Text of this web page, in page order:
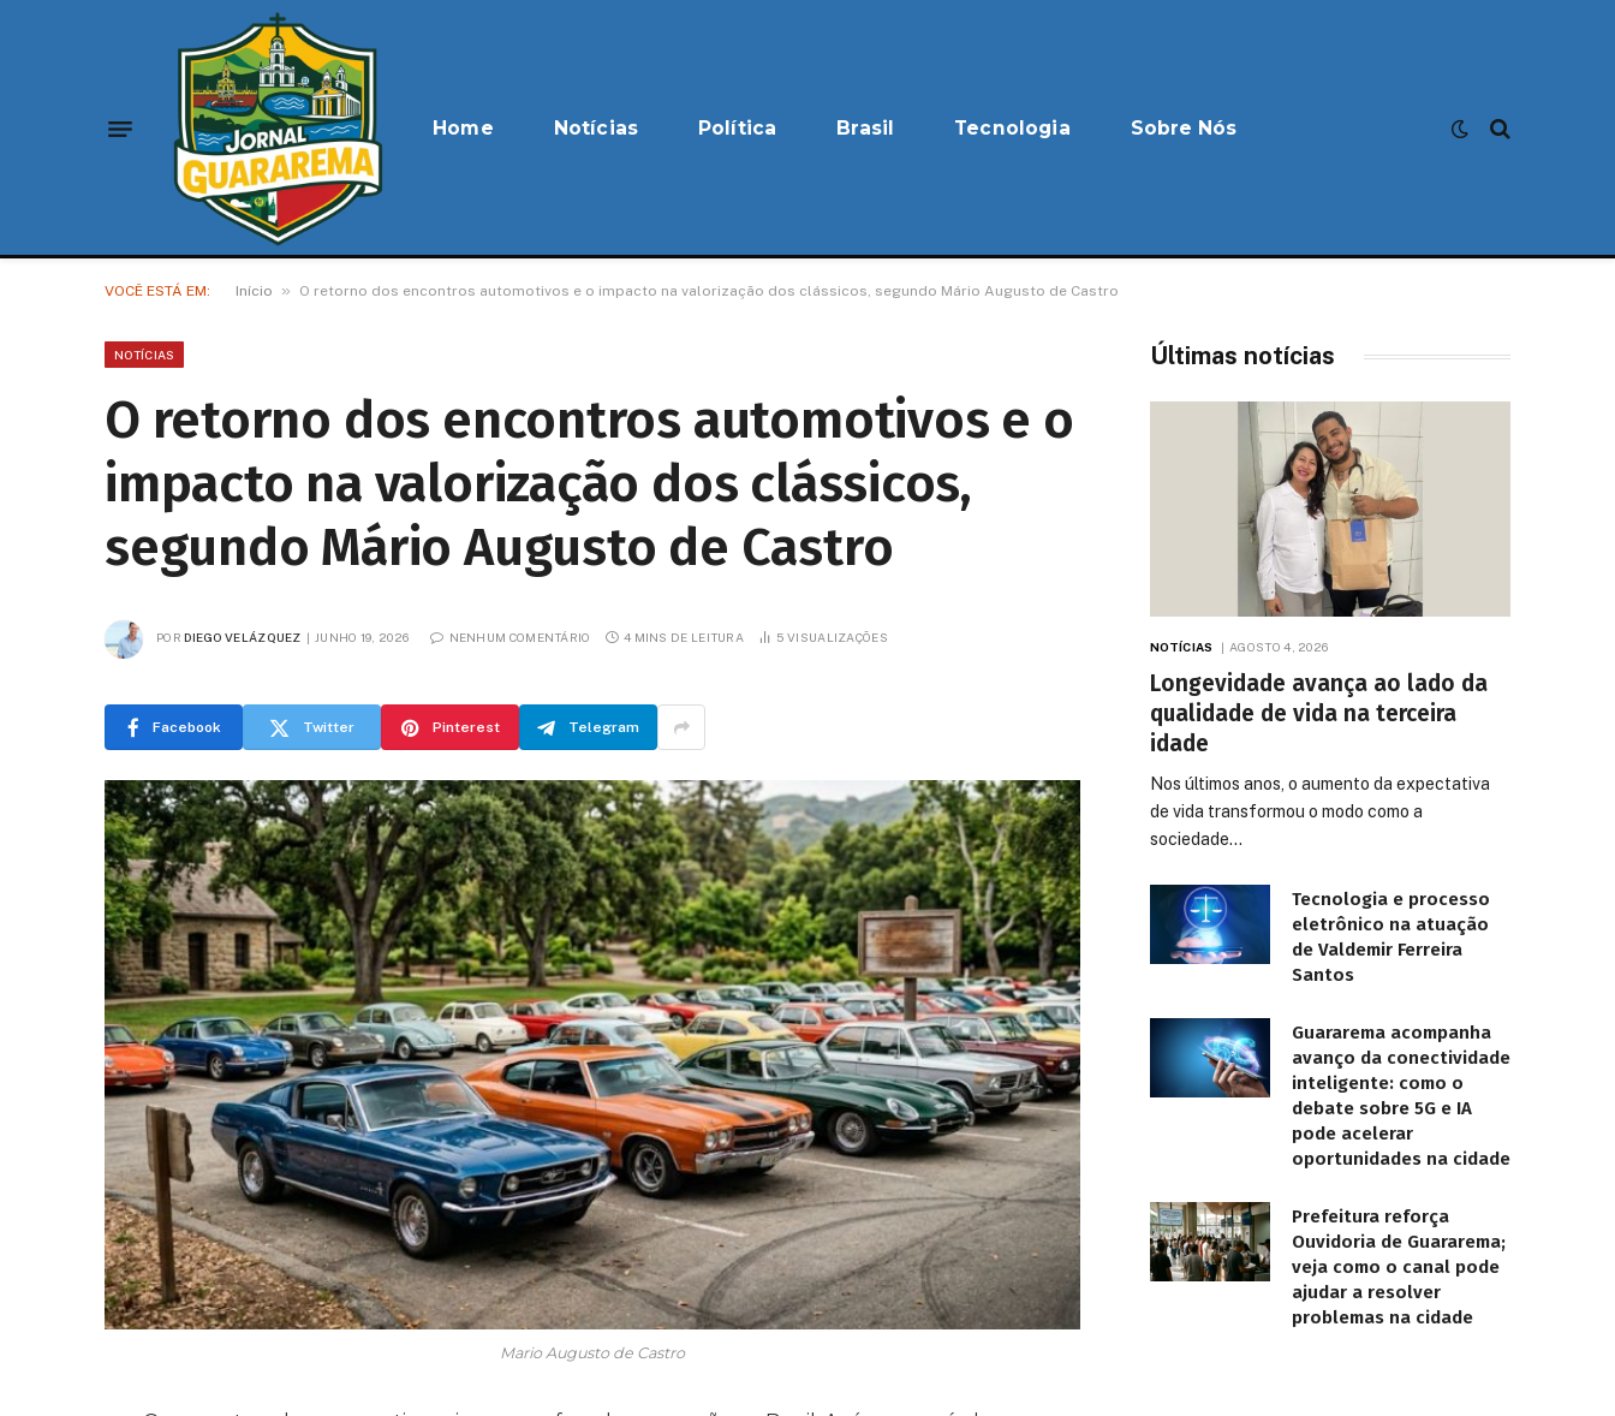
Home Notícias Política Brasil Tecnologia Sobre Nós
VOCÊ ESTÁ EM: Início » O retorno dos encontros automotivos e o impacto na valorização dos clássicos, segundo Mário Augusto de Castro
NOTÍCIAS
O retorno dos encontros automotivos e o
impacto na valorização dos clássicos,
segundo Mário Augusto de Castro
POR DIEGO VELÁZQUEZ JUNHO 19, 2026 NENHUM COMENTÁRIO 4 MINS DE LEITURA 5 VISUALIZAÇÕES
Facebook Twitter Pinterest Telegram
Mario Augusto de Castro
Últimas notícias
NOTÍCIAS AGOSTO 4, 2026
Longevidade avança ao lado da
qualidade de vida na terceira
idade
Nos últimos anos, o aumento da expectativa
de vida transformou o modo como a
sociedade…
Tecnologia e processo
eletrônico na atuação
de Valdemir Ferreira
Santos
Guararema acompanha
avanço da conectividade
inteligente: como o
debate sobre 5G e IA
pode acelerar
oportunidades na cidade
Prefeitura reforça
Ouvidoria de Guararema;
veja como o canal pode
ajudar a resolver
problemas na cidade